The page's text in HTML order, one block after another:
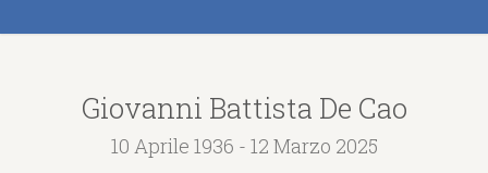
Giovanni Battista De Cao
10 Aprile 1936 - 12 Marzo 2025